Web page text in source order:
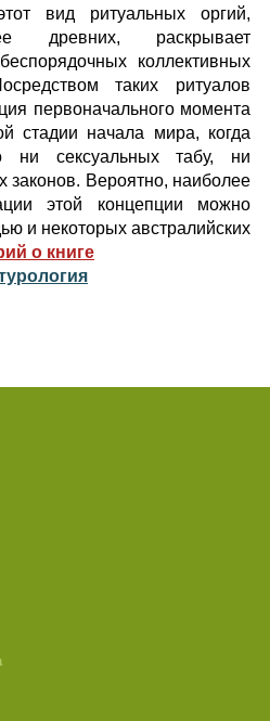
вид ритуальных оргий,
древних, раскрывает
коллективных
таких ритуалов
первоначального момента
стадии начала мира, когда
ни сексуальных табу, ни
законов. Вероятно, наиболее
этой концепции можно
и некоторых австралийских
о книге